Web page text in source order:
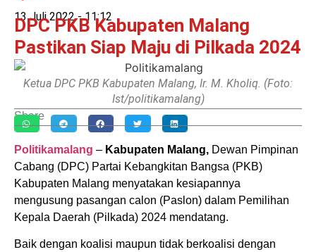
13 Juli 2022 - 11:12
DPC PKB Kabupaten Malang
Pastikan Siap Maju di Pilkada 2024
Ketua DPC PKB Kabupaten Malang, Ir. M. Kholiq. (Foto:
Ist/politikamalang)
Share
Politikamalang – Kabupaten Malang, Dewan Pimpinan
Cabang (DPC) Partai Kebangkitan Bangsa (PKB)
Kabupaten Malang menyatakan kesiapannya
mengusung pasangan calon (Paslon) dalam Pemilihan
Kepala Daerah (Pilkada) 2024 mendatang.
Baik dengan koalisi maupun tidak berkoalisi dengan